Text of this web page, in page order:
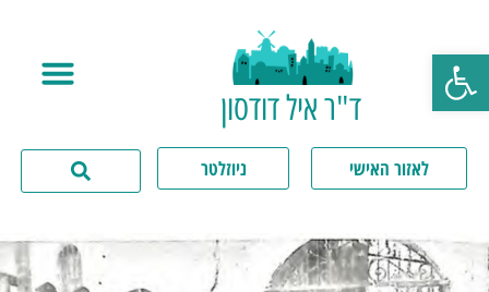
פתח סרגל נגישות
ד"ר איל דודסון
לאזור האישי ניוזלטר